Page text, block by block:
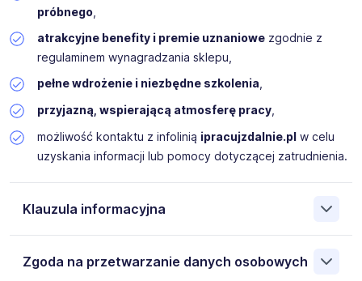
próbnego,
atrakcyjne benefity i premie uznaniowezgodnie z
regulaminem wynagradzania sklepu,
pełne wdrożenie i niezbędne szkolenia
przyjazną, wspierającą atmosferę pracy,
możliwość kontaktu z infolinią ipracujzdalnie.plw celu
uzyskania informacji lub pomocy dotyczącej zatrudnienia.
Klauzula informacyjna
iPRACUJZDALNIE.pl Sp. z o.o. 35-241 Rzeszów Lubelska
Zgoda na przetwarzanie danych osobowych